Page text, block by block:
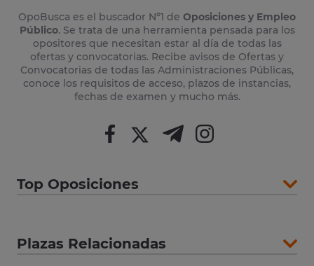
OpoBusca es el buscador Nº1 de Oposiciones y Empleo
Público. Se trata de una herramienta pensada para los
opositores que necesitan estar al día de todas las
ofertas y convocatorias. Recibe avisos de Ofertas y
Convocatorias de todas las Administraciones Públicas,
conoce los requisitos de acceso, plazos de instancias,
fechas de examen y mucho más.
Top Oposiciones
Plazas Relacionadas